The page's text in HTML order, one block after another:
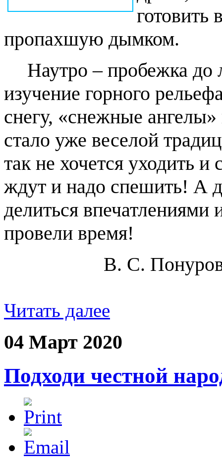
готовить
пропахшую дымком.
Наутро – пробежка до
изучение горного
снегу, «снежные
стало уже веселой
так не хочется уходить
ждут и надо спешить! А
делиться
провели время!
В. С.
Читать далее
04 Март 2020
Подходи честной